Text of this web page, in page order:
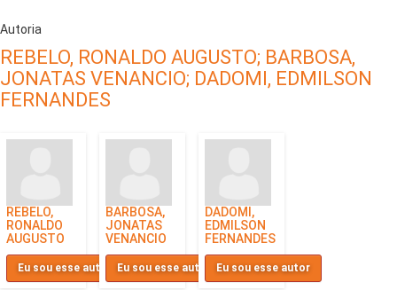
Autoria
REBELO, RONALDO AUGUSTO; BARBOSA,
JONATAS VENANCIO; DADOMI, EDMILSON
FERNANDES
REBELO,
RONALDO
AUGUSTO
Eu sou esse autor
BARBOSA,
JONATAS
VENANCIO
Eu sou esse autor
DADOMI,
EDMILSON
FERNANDES
Eu sou esse autor